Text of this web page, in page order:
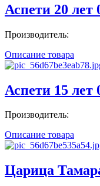
Аспети 20 лет
Производитель:
Описание товара
Аспети 15 лет
Производитель:
Описание товара
Царица